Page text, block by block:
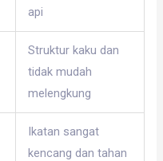
api
Struktur kaku dan
tidak mudah
melengkung
Ikatan sangat
kencang dan tahan